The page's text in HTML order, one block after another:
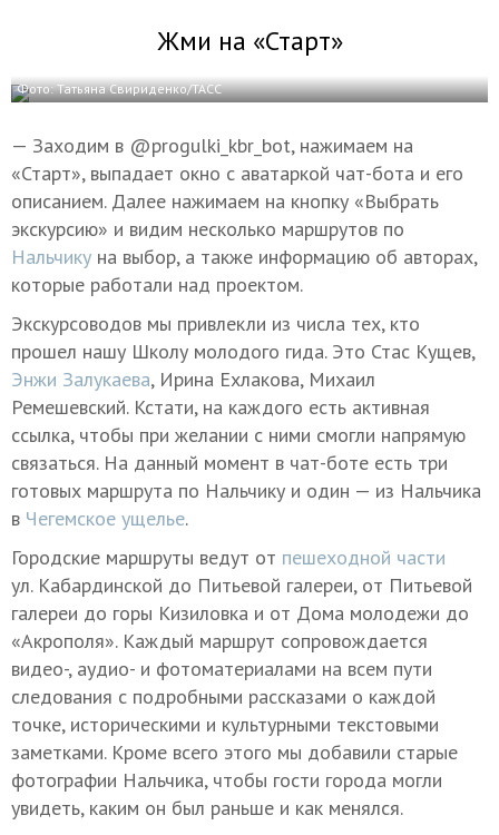
Жми на «Старт»
Фото: Татьяна Свириденко/ТАСС
— Заходим в @progulki_kbr_bot, нажимаем на
«Старт», выпадает окно с аватаркой чат-бота и его
описанием. Далее нажимаем на кнопку «Выбрать
экскурсию» и видим несколько маршрутов по
Нальчику на выбор, а также информацию об авторах,
которые работали над проектом.
Экскурсоводов мы привлекли из числа тех, кто
прошел нашу Школу молодого гида. Это Стас Кущев,
Энжи Залукаева, Ирина Ехлакова, Михаил
Ремешевский. Кстати, на каждого есть активная
ссылка, чтобы при желании с ними смогли напрямую
связаться. На данный момент в чат-боте есть три
готовых маршрута по Нальчику и один — из Нальчика
в Чегемское ущелье.
Городские маршруты ведут от пешеходной части
ул. Кабардинской до Питьевой галереи, от Питьевой
галереи до горы Кизиловка и от Дома молодежи до
«Акрополя». Каждый маршрут сопровождается
видео-, аудио- и фотоматериалами на всем пути
следования с подробными рассказами о каждой
точке, историческими и культурными текстовыми
заметками. Кроме всего этого мы добавили старые
фотографии Нальчика, чтобы гости города могли
увидеть, каким он был раньше и как менялся.